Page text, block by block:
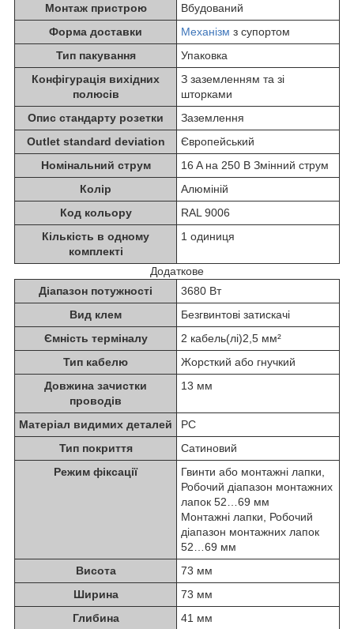
Монтаж пристрою
Вбудований
Форма доставки
Механізм з супортом
Тип пакування
Упаковка
Конфігурація вихідних
полюсів
З заземленням та зі
шторками
Опис стандарту розетки
Заземлення
Outlet standard deviation
Європейський
Номінальний струм
16 A на 250 В Змінний струм
Колір
Алюміній
Код кольору
RAL 9006
Кількість в одному
комплекті
1 одиниця
Додаткове
Діапазон потужності
3680 Вт
Вид клем
Безгвинтові затискачі
Ємність терміналу
2 кабель(лі)2,5 мм²
Тип кабелю
Жорсткий або гнучкий
Довжина зачистки
проводів
13 мм
Матеріал видимих деталей
PC
Тип покриття
Сатиновий
Режим фіксації
Гвинти або монтажні лапки,
Робочий діапазон монтажних
лапок 52…69 мм
Монтажні лапки, Робочий
діапазон монтажних лапок
52…69 мм
Висота
73 мм
Ширина
73 мм
Глибина
41 мм